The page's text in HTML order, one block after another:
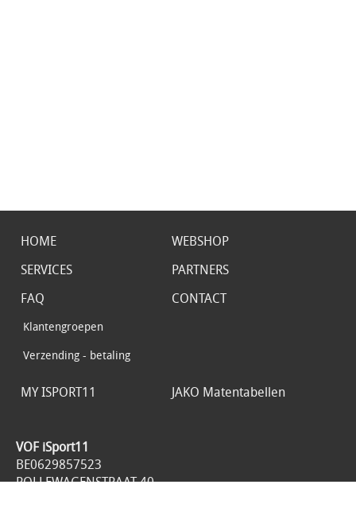
HOME
WEBSHOP
SERVICES
PARTNERS
FAQ
Klantengroepen
Verzending - betaling
CONTACT
MY ISPORT11 JAKO Matentabellen
VOF iSport11
BE0629857523
ROLLEWAGENSTRAAT 40